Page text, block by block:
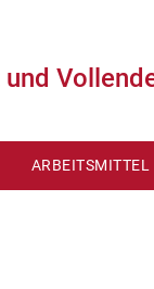
ARBEITSMITTEL